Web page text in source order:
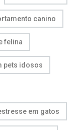
canino
felina
pets idosos
em gatos